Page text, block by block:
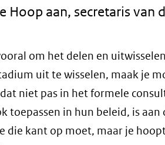
aan, secretaris van
om het delen en
uit te wisselen, maak je
niet pas in het formele
toepassen in hun beleid, is aan
die kant op moet, maar je